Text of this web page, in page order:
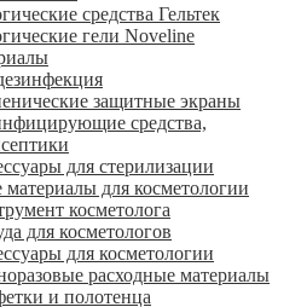
средства Гельтек
гели Noveline
защитные экраны
средства,
для стерилизации
материалы для косметологии
косметолога
для косметологов
для косметологии
расходные материалы
и полотенца